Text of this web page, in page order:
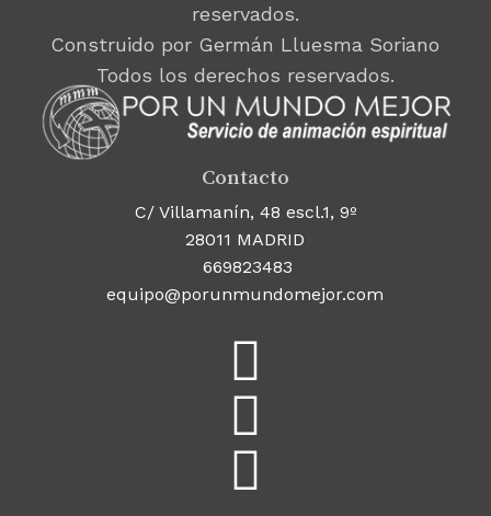
reservados.
Construido por Germán Lluesma Soriano
Todos los derechos reservados.
Contacto
C/ Villamanín, 48 escl.1, 9º
28011 MADRID
669823483
equipo@porunmundomejor.com